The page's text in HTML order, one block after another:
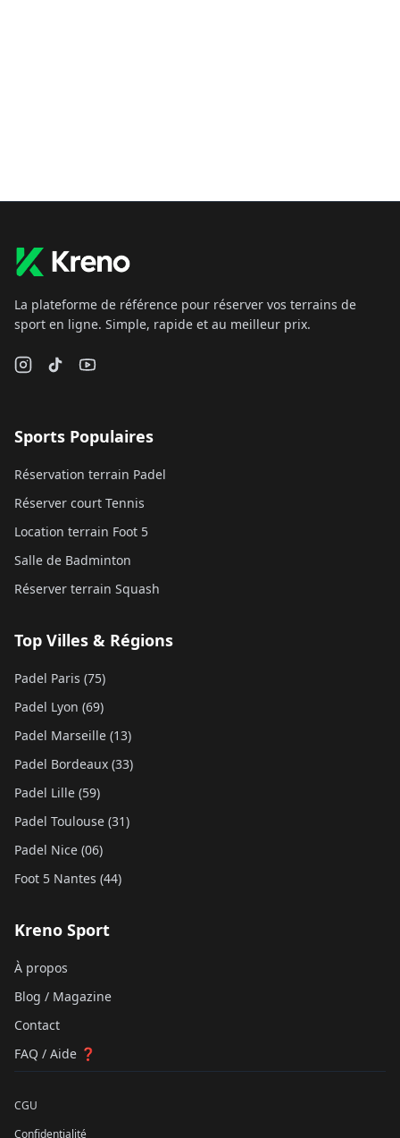
La plateforme de référence pour réserver vos terrains de
sport en ligne. Simple, rapide et au meilleur prix.
Sports Populaires
Réservation terrain Padel
Réserver court Tennis
Location terrain Foot 5
Salle de Badminton
Réserver terrain Squash
Top Villes & Régions
Padel Paris (75)
Padel Lyon (69)
Padel Marseille (13)
Padel Bordeaux (33)
Padel Lille (59)
Padel Toulouse (31)
Padel Nice (06)
Foot 5 Nantes (44)
Kreno Sport
À propos
Blog / Magazine
Contact
FAQ / Aide ❓
CGU
Confidentialité